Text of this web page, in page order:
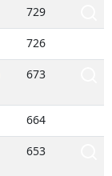
729
726
673
664
653